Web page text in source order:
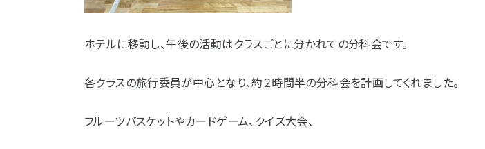
ホテルに移動し、午後の活動はクラスごとに分かれての分科会です。
各クラスの旅行委員が中心となり、約２時間半の分科会を計画してくれました。
フルーツバスケットやカードゲーム、クイズ大会、